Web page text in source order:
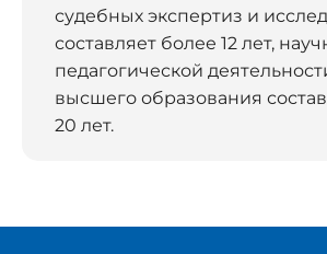
судебных экспертиз и
составляет более 12 лет,
педагогической
высшего образования
20 лет.